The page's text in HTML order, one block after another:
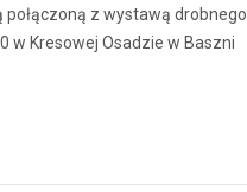
połączoną z wystawą drobnego
w Kresowej Osadzie w Baszni